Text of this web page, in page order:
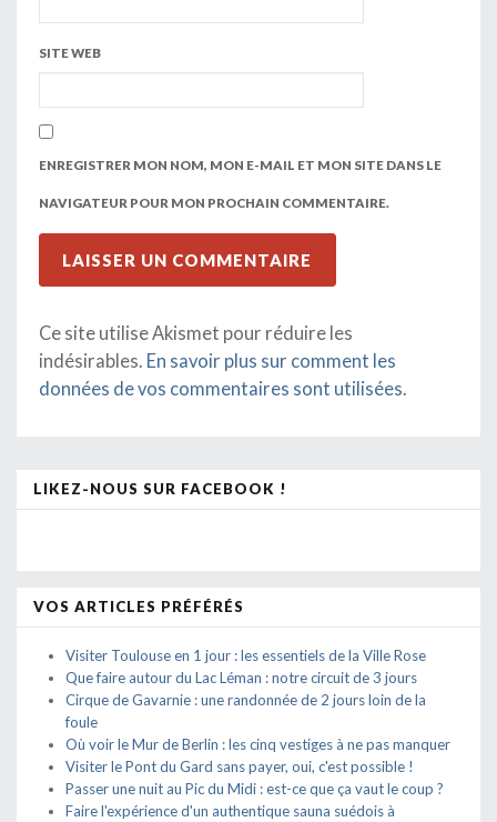
SITE WEB
ENREGISTRER MON NOM, MON E-MAIL ET MON SITE DANS LE
NAVIGATEUR POUR MON PROCHAIN COMMENTAIRE.
Ce site utilise Akismet pour réduire les
indésirables. En savoir plus sur comment les
données de vos commentaires sont utilisées.
LIKEZ-NOUS SUR FACEBOOK !
VOS ARTICLES PRÉFÉRÉS
Visiter Toulouse en 1 jour : les essentiels de la Ville Rose
Que faire autour du Lac Léman : notre circuit de 3 jours
Cirque de Gavarnie : une randonnée de 2 jours loin de la
foule
Où voir le Mur de Berlin : les cinq vestiges à ne pas manquer
Visiter le Pont du Gard sans payer, oui, c'est possible !
Passer une nuit au Pic du Midi : est-ce que ça vaut le coup ?
Faire l'expérience d'un authentique sauna suédois à